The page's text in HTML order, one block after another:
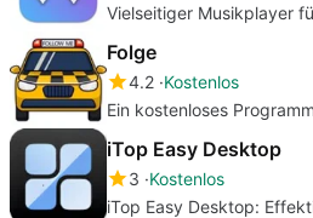
Vielseitiger Musikplayer
Folge
4.2 Kostenlos
Ein kostenloses
iTop Easy Desktop
3 Kostenlos
iTop Easy Desktop: